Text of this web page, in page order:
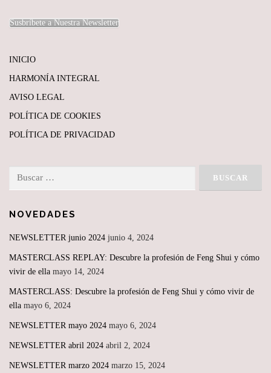
Susbríbete a Nuestra Newsletter
INICIO
HARMONÍA INTEGRAL
AVISO LEGAL
POLÍTICA DE COOKIES
POLÍTICA DE PRIVACIDAD
NOVEDADES
NEWSLETTER junio 2024 junio 4, 2024
MASTERCLASS REPLAY: Descubre la profesión de Feng Shui y cómo
vivir de ella mayo 14, 2024
MASTERCLASS: Descubre la profesión de Feng Shui y cómo vivir de
ella mayo 6, 2024
NEWSLETTER mayo 2024 mayo 6, 2024
NEWSLETTER abril 2024 abril 2, 2024
NEWSLETTER marzo 2024 marzo 15, 2024